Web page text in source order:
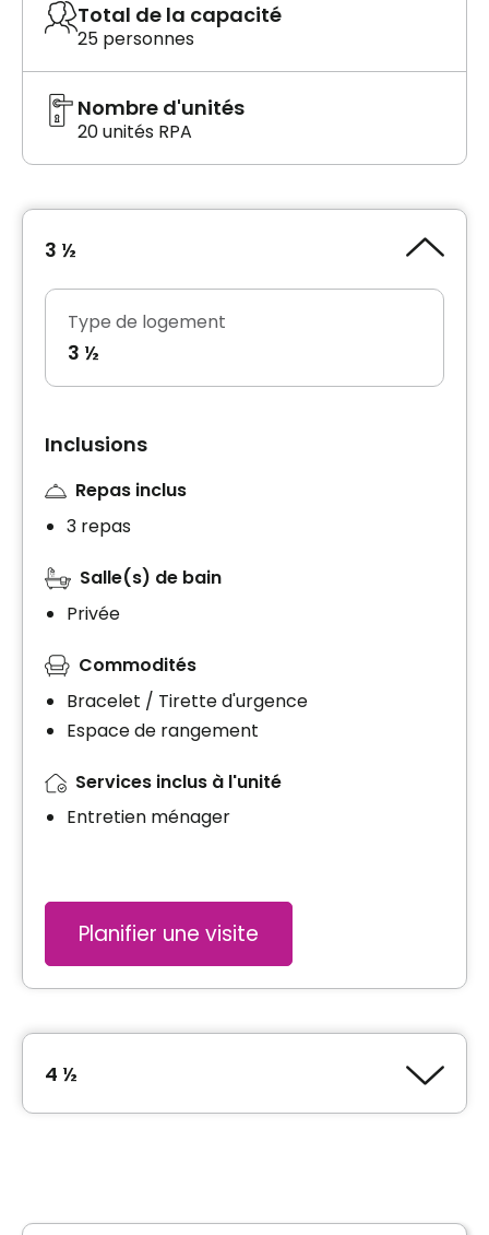
Total de la capacité
25 personnes
Nombre d'unités
20 unités RPA
3 ½
Type de logement
3 ½
Inclusions
Repas inclus
3 repas
Salle(s) de bain
Privée
Commodités
Bracelet / Tirette d'urgence
Espace de rangement
Services inclus à l'unité
Entretien ménager
Planifier une visite
4 ½